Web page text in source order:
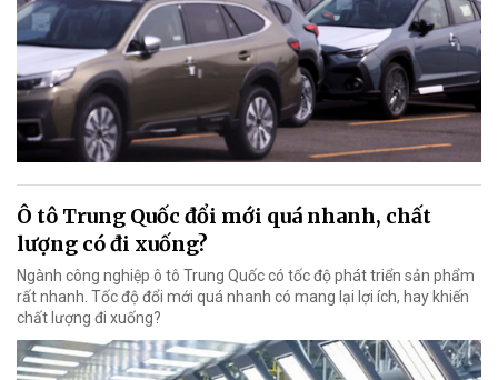
Ô tô Trung Quốc đổi mới quá nhanh, chất
lượng có đi xuống?
Ngành công nghiệp ô tô Trung Quốc có tốc độ phát triển sản phẩm
rất nhanh. Tốc độ đổi mới quá nhanh có mang lại lợi ích, hay khiến
chất lượng đi xuống?